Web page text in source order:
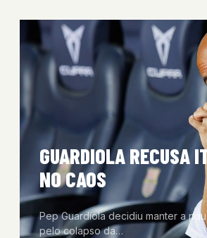
GUARDIOLA RECUSA
NO CAOS
Pep Guardiola decidiu manter a
pelo colapso da…